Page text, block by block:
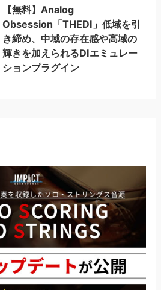
【無料】Analog
Obsession「THEDI」低域を引
き締め、中域の存在感や高域の
輝きを加えられるDIエミュレー
ションプラグイン